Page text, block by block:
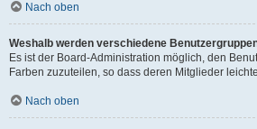
Nach oben
Weshalb werden verschiedene
Es ist der Board-Administration möglich, den
Farben zuzuteilen, so dass deren Mitglieder
Nach oben